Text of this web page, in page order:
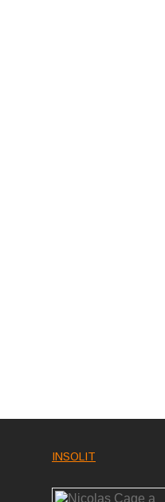
INSOLIT